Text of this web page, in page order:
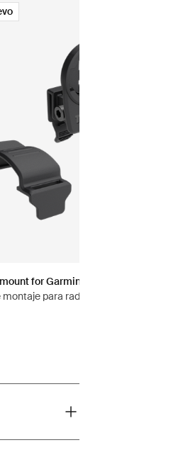
for Garmin Varia™ rearview
para radares retrovisores Varia